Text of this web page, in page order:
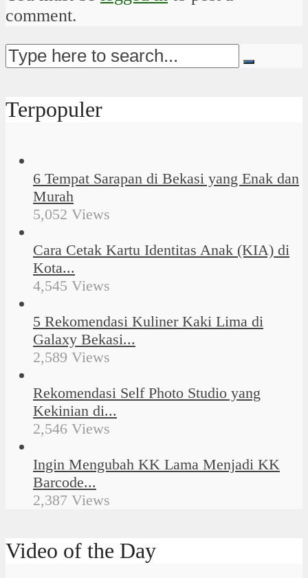
comment.
Terpopuler
6 Tempat Sarapan di Bekasi yang Enak dan
Murah
5,052 Views
Cara Cetak Kartu Identitas Anak (KIA) di
Kota...
4,545 Views
5 Rekomendasi Kuliner Kaki Lima di
Galaxy Bekasi...
2,589 Views
Rekomendasi Self Photo Studio yang
Kekinian di...
2,546 Views
Ingin Mengubah KK Lama Menjadi KK
Barcode...
2,387 Views
Video of the Day